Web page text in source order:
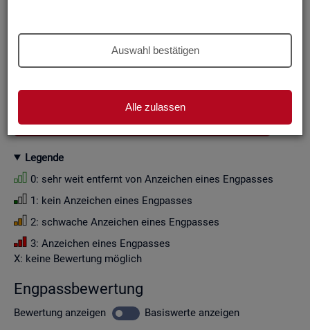
Auswahl bestätigen
Alle zulassen
Zah­len­wer­te i. d. R. auf Viel­fa­che von Zehn ge­run­det (siehe
die Fil­ter­mög­lich­kei­ten und die an­ge­zeig­ten Daten.
GESAMTDOWNLOAD ENGPASSANALYSE ALS CSV
Le­gen­de
0: sehr weit ent­fernt von An­zei­chen eines Eng­pas­ses
1: kein An­zei­chen eines Eng­pas­ses
2: schwa­che An­zei­chen eines Eng­pas­ses
3: An­zei­chen eines Eng­pas­ses
X: keine Be­wer­tung mög­lich
Eng­pass­be­wer­tung
Be­wer­tung an­zei­gen Ba­sis­wer­te an­zei­gen